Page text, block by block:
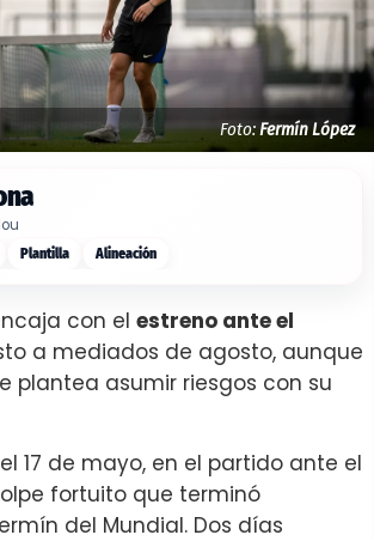
Foto:Fermín López
Plantilla Alineación
con el estreno ante el
a mediados de agosto, aunque
plantea asumir riesgos con su
17 de mayo, en el partido ante el
fortuito que terminó
del Mundial. Dos días